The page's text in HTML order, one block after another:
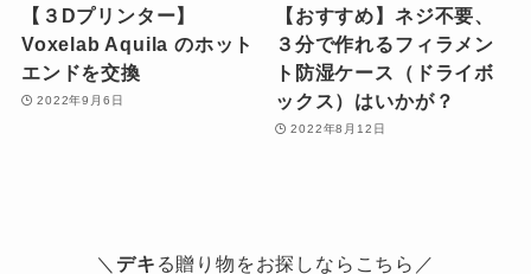
【３Dプリンター】
Voxelab Aquila のホット
エンドを交換
2022年9月6日
【おすすめ】ネジ不要、
３分で作れるフィラメン
ト防湿ケース（ドライボ
ックス）はいかが？
2022年8月12日
＼ デキ る贈り物をお探しならこちら／